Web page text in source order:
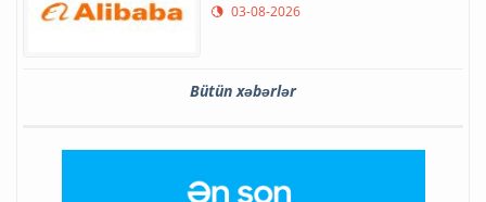
03-08-2026
Bütün xəbərlər